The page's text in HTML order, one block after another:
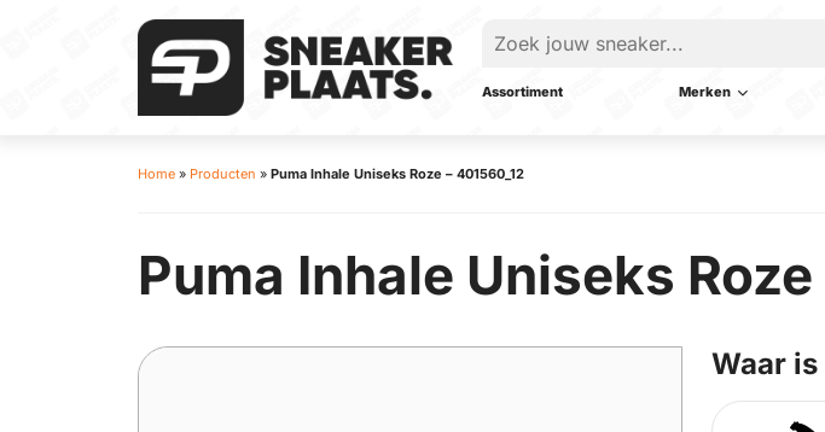
Assortiment Merken
Home » Producten » Puma Inhale Uniseks Roze – 401560_12
Puma Inhale Uniseks Roze
Waar is